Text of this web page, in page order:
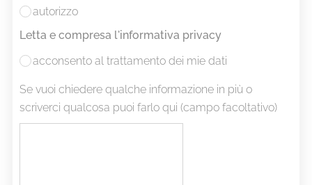
autorizzo
Letta e compresa l'informativa privacy
acconsento al trattamento dei mie dati
Se vuoi chiedere qualche informazione in più o
scriverci qualcosa puoi farlo qui (campo facoltativo)